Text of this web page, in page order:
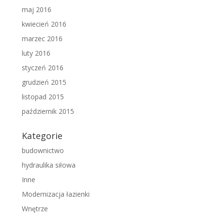
maj 2016
kwiecień 2016
marzec 2016
luty 2016
styczeń 2016
grudzień 2015
listopad 2015
październik 2015
Kategorie
budownictwo
hydraulika siłowa
Inne
Modernizacja łazienki
Wnętrze